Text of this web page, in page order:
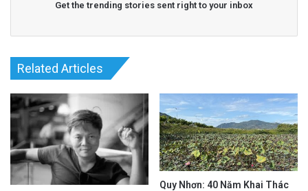
according to initial reports.
Get the trending stories sent right to your inbox
Related Articles
Quy Nhơn: 40 Năm Khai Thác